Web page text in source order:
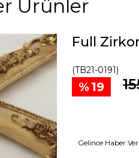
Ürünler
Full
(TB21-0191)
19
Gelince Haber Ver